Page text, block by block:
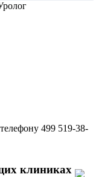
499 519-38-
клиниках